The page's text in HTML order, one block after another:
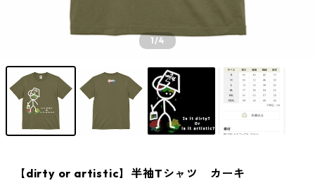
1/4
【dirty or artistic】半袖Tシャツ カーキ